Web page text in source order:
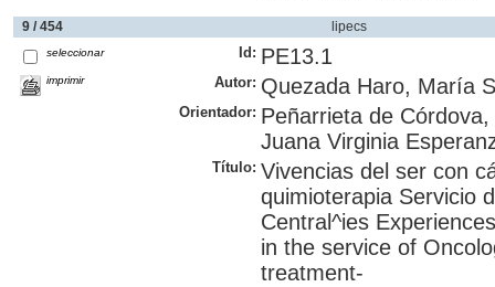
9 / 454 lipecs
seleccionar
imprimir
Id: PE13.1
Autor: Quezada Haro, María
Orientador: Peñarrieta de
Juana Virginia
Título: Vivencias del ser con
quimioterapia Servicio
Central^ies
in the service of
treatment-